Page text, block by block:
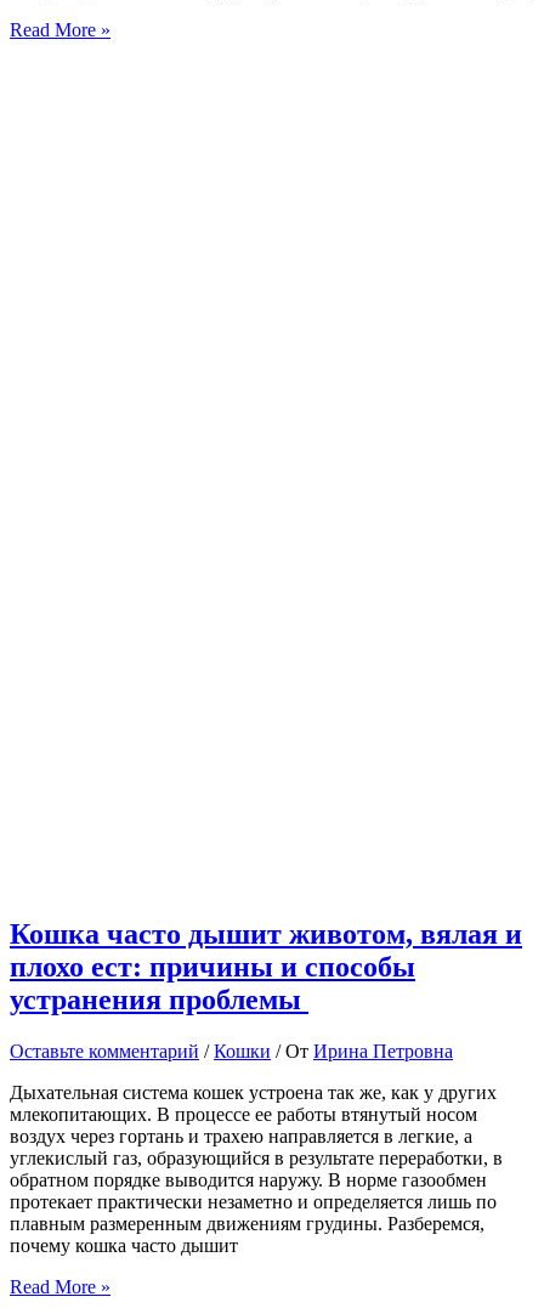
Курдюк
Read More »
Кошка часто дышит животом, вялая и
плохо ест: причины и способы
устранения проблемы
Оставьте комментарий /Кошки / От Ирина Петровна
Дыхательная система кошек устроена так же, как у других
млекопитающих. В процессе ее работы втянутый носом
воздух через гортань и трахею направляется в легкие, а
углекислый газ, образующийся в результате переработки, в
обратном порядке выводится наружу. В норме газообмен
протекает практически незаметно и определяется лишь по
плавным размеренным движениям грудины. Разберемся,
почему кошка часто дышит
Кошка
Read More »